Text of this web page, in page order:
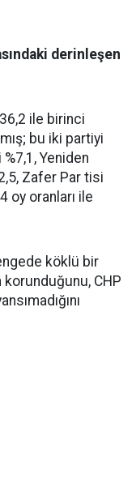
derinleşen
ile birinci
bu iki partiyi
Yeniden
Zafer Par tisi
oy oranları ile
köklü bir
korunduğunu, CHP